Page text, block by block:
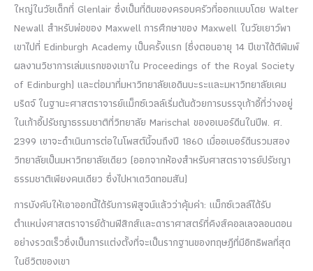
ใหญ่ในวัยเด็กที่ Glenlair ซึ่งเป็นที่ดินของครอบครัวที่ออกแบบโดย Walter
Newall สำหรับพ่อของ Maxwell การศึกษาของ Maxwell ในวัยเยาว์พา
เขาไปที่ Edinburgh Academy เป็นครั้งแรก (ซึ่งตอนอายุ 14 ปีเขาได้ตีพิมพ์
ผลงานวิชาการเล่มแรกของเขาใน Proceedings of the Royal Society
of Edinburgh) และต่อมาที่มหาวิทยาลัยเอดินบะระและมหาวิทยาลัยเคม
บริดจ์ ในฐานะศาสตราจารย์แม็กซ์เวลล์เริ่มต้นด้วยการบรรจุเก้าอี้ที่ว่างอยู่
ในเก้าอี้ปรัชญาธรรมชาติที่วิทยาลัย Marischal ของอเบอร์ดีนในปีพ. ศ.
2399 เขาจะดำเนินการต่อในโพสต์นี้จนถึงปี 1860 เมื่ออเบอร์ดีนรวมสอง
วิทยาลัยเป็นมหาวิทยาลัยเดียว (ออกจากห้องสำหรับศาสตราจารย์ปรัชญา
ธรรมชาติเพียงคนเดียว ซึ่งไปหาเดวิดทอมสัน)
การบังคับให้เอาออกนี้ได้รับการพิสูจน์แล้วว่าคุ้มค่า: แม็กซ์เวลล์ได้รับ
ตำแหน่งศาสตราจารย์ด้านฟิสิกส์และดาราศาสตร์ที่คิงส์คอลเลจลอนดอน
อย่างรวดเร็วซึ่งเป็นการแต่งตั้งที่จะเป็นรากฐานของทฤษฎีที่มีอิทธิพลที่สุด
ในชีวิตของเขา